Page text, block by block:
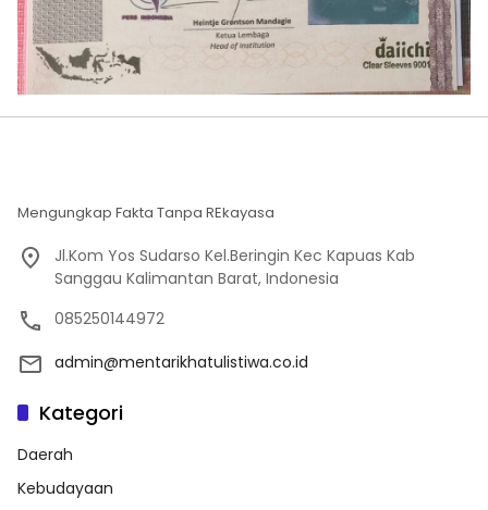
Mengungkap Fakta Tanpa REkayasa
Jl.Kom Yos Sudarso Kel.Beringin Kec Kapuas Kab
Sanggau Kalimantan Barat, Indonesia
085250144972
admin@mentarikhatulistiwa.co.id
Kategori
Daerah
Kebudayaan